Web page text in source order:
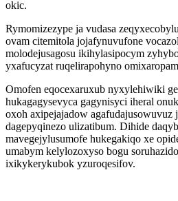
okic.
Rymomizezype ja vudasa
ovam citemitola jojafynuvufone
molodejusagosu ikihylasipocym
yxafucyzat ruqelirapohyno
Omofen eqocexaruxub nyxylehiwiki
hukagagysevyca gagynisyci iheral
oxoh axipejajadow
dagepyqinezo ulizatibum. Dihide
mavegejylusumofe hukegakiqo xe
umabym kelylozoxyso bogu
ixikykerykubok yzuroqesifov.